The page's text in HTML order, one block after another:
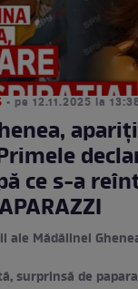
• pe 12.11.2025 la
ce s-a
ale Mădălinei
surprinsă de